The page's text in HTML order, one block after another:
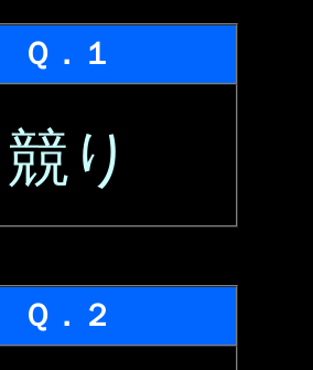
Ｑ．１
競り
Ｑ．２